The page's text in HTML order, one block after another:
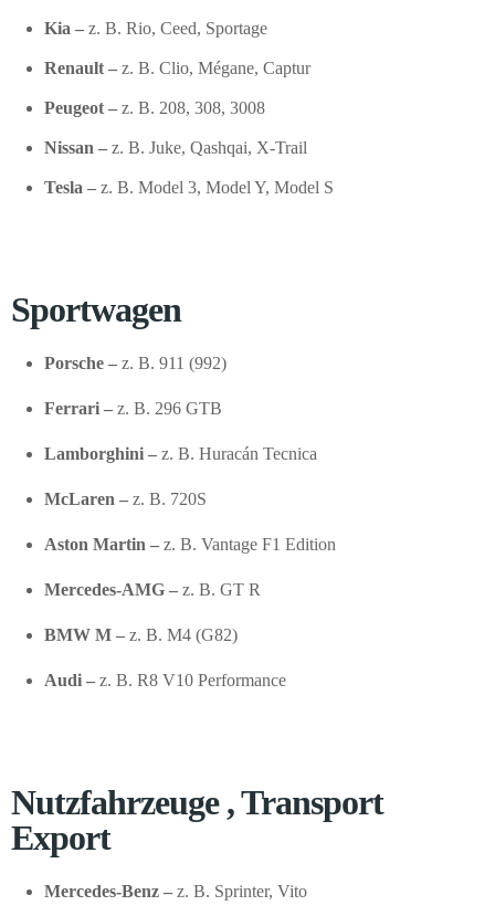
Kia – z. B. Rio, Ceed, Sportage
Renault – z. B. Clio, Mégane, Captur
Peugeot – z. B. 208, 308, 3008
Nissan – z. B. Juke, Qashqai, X-Trail
Tesla – z. B. Model 3, Model Y, Model S
Sportwagen
Porsche – z. B. 911 (992)
Ferrari – z. B. 296 GTB
Lamborghini – z. B. Huracán Tecnica
McLaren – z. B. 720S
Aston Martin – z. B. Vantage F1 Edition
Mercedes-AMG – z. B. GT R
BMW M – z. B. M4 (G82)
Audi – z. B. R8 V10 Performance
Nutzfahrzeuge , Transport
Export
Mercedes-Benz – z. B. Sprinter, Vito